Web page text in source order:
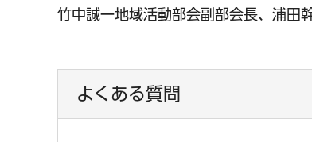
竹中誠一地域活動部会副部会長、浦田
よくある質問